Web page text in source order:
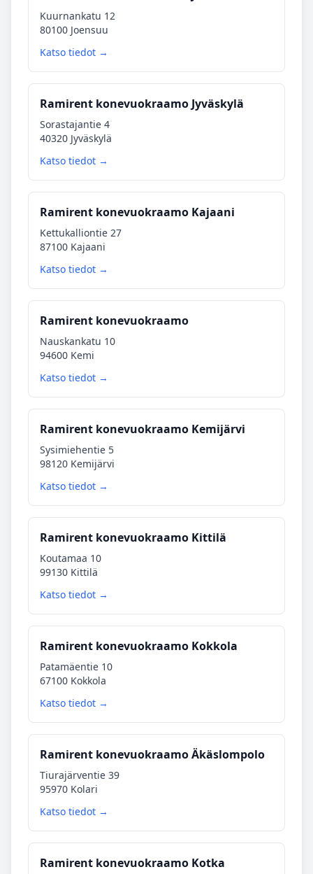
Kuurnankatu 12
80100 Joensuu
Katso tiedot →
Ramirent konevuokraamo Jyväskylä
Sorastajantie 4
40320 Jyväskylä
Katso tiedot →
Ramirent konevuokraamo Kajaani
Kettukalliontie 27
87100 Kajaani
Katso tiedot →
Ramirent konevuokraamo
Nauskankatu 10
94600 Kemi
Katso tiedot →
Ramirent konevuokraamo Kemijärvi
Sysimiehentie 5
98120 Kemijärvi
Katso tiedot →
Ramirent konevuokraamo Kittilä
Koutamaa 10
99130 Kittilä
Katso tiedot →
Ramirent konevuokraamo Kokkola
Patamäentie 10
67100 Kokkola
Katso tiedot →
Ramirent konevuokraamo Äkäslompolo
Tiurajärventie 39
95970 Kolari
Katso tiedot →
Ramirent konevuokraamo Kotka